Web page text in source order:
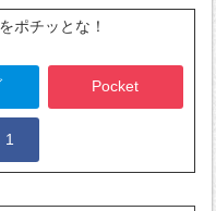
ポチッとな！
Pocket
1